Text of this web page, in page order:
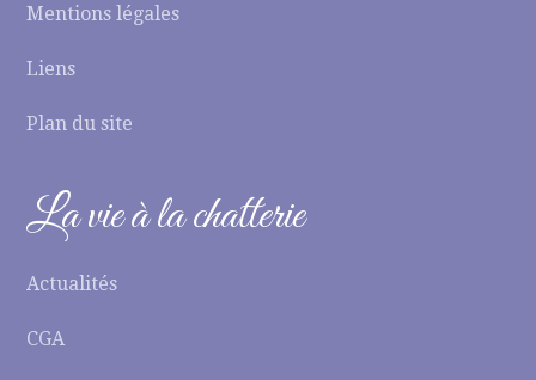
Mentions légales
Liens
Plan du site
La vie à la chatterie
Actualités
CGA